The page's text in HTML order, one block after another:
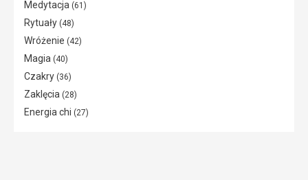
Medytacja (61)
Rytuały (48)
Wróżenie (42)
Magia (40)
Czakry (36)
Zaklęcia (28)
Energia chi (27)